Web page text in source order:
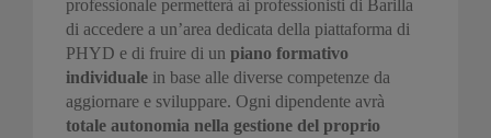
professionale permetterà ai professionisti di Barilla
di accedere a un’area dedicata della piattaforma di
PHYD e di fruire di un piano formativo
individuale in base alle diverse competenze da
aggiornare e sviluppare. Ogni dipendente avrà
totale autonomia nella gestione del proprio